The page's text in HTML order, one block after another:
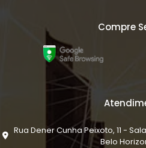
Compre
Rua Dener Cunha Peixoto, 11 -
Belo